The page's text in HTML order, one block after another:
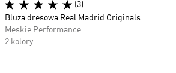
(3)
Bluza dresowa Real Madrid Originals
Męskie Performance
2 kolory